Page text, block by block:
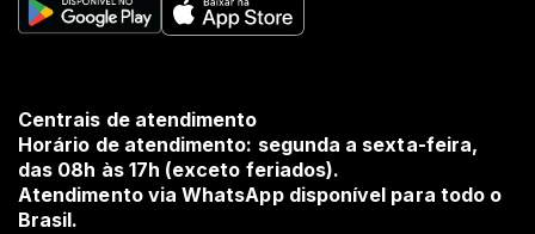
Centrais de atendimento
Horário de atendimento: segunda a sexta-feira,
das 08h às 17h (exceto feriados).
Atendimento via WhatsApp disponível para todo o
Brasil.